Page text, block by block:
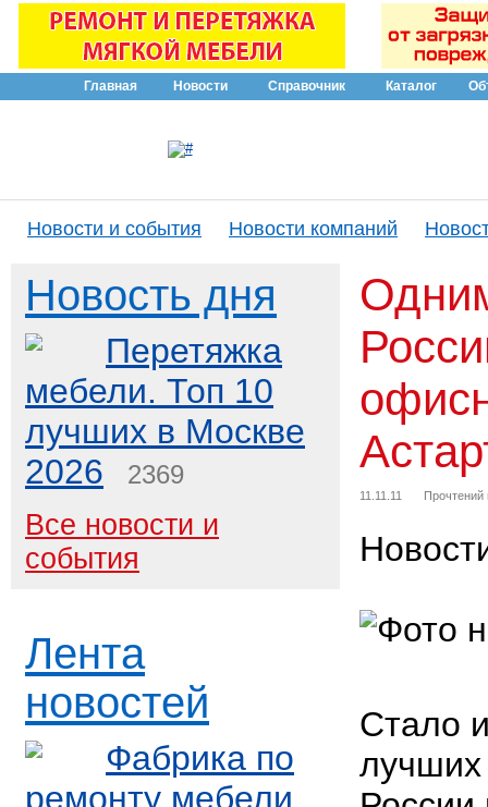
Главная Новости Справочник Каталог
Новости и события Новости компаний
Новость дня
Перетяжка
мебели. Топ 10
лучших в Москве
2026
2369
Все новости и
события
Лента
новостей
Фабрика по
ремонту мебели
11.11.11 Прочтений
Стало